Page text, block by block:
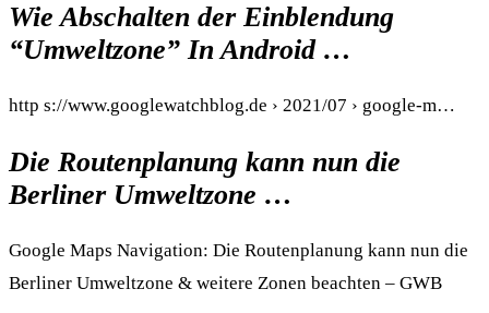
Wie Abschalten der Einblendung
“Umweltzone” In Android …
http s://www.googlewatchblog.de › 2021/07 › google-m…
Die Routenplanung kann nun die
Berliner Umweltzone …
Google Maps Navigation: Die Routenplanung kann nun die
Berliner Umweltzone & weitere Zonen beachten – GWB